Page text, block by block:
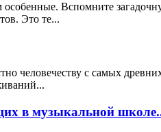
Вспомните
Это те...
человечеству с самых
в музыкальной